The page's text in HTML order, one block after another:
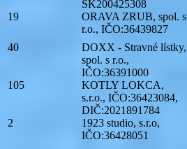
SK200425308
19
ORAVA ZRUB, spol. s
r.o., IČO:36439827
40
DOXX - Stravné lístky,
spol. s r.o.,
IČO:36391000
105
KOTLY LOKCA,
s.r.o., IČO:36423084,
DIČ:2021891784
2
1923 studio, s.r.o,
IČO:36428051